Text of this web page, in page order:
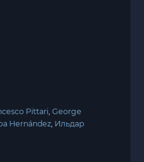
Pittari George
Hernández Ильдар